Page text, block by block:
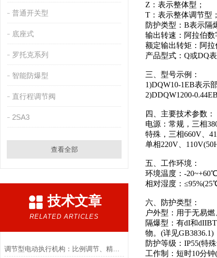
普通开关型
底座式
罗托克系列
智能防爆型
直行程调节阀
2SA3
查看全部
技术文章
RELATED ARTICLES
调节型电动执行机构：比例调节、精度控制要点
Z：表示整体型 ；
T：表示整体调节型
防护类型：B表示隔
输出转速：阿拉伯
额定输出转矩：阿
产品型式：Q或DQ
三、型号示例：
1)DQW10-1EB表示
2)DDQW1200-
四、主要技术参数
电源：常规，三相
特殊，三相660V、
单相220V、
五、工作环境：
环境温度：-
相对湿度：
六、防护类型：
户外型：用于无易
隔爆型：有dI和
物。(详见GB3836.1)
防护等级：IP55(特
工作制：短时10分